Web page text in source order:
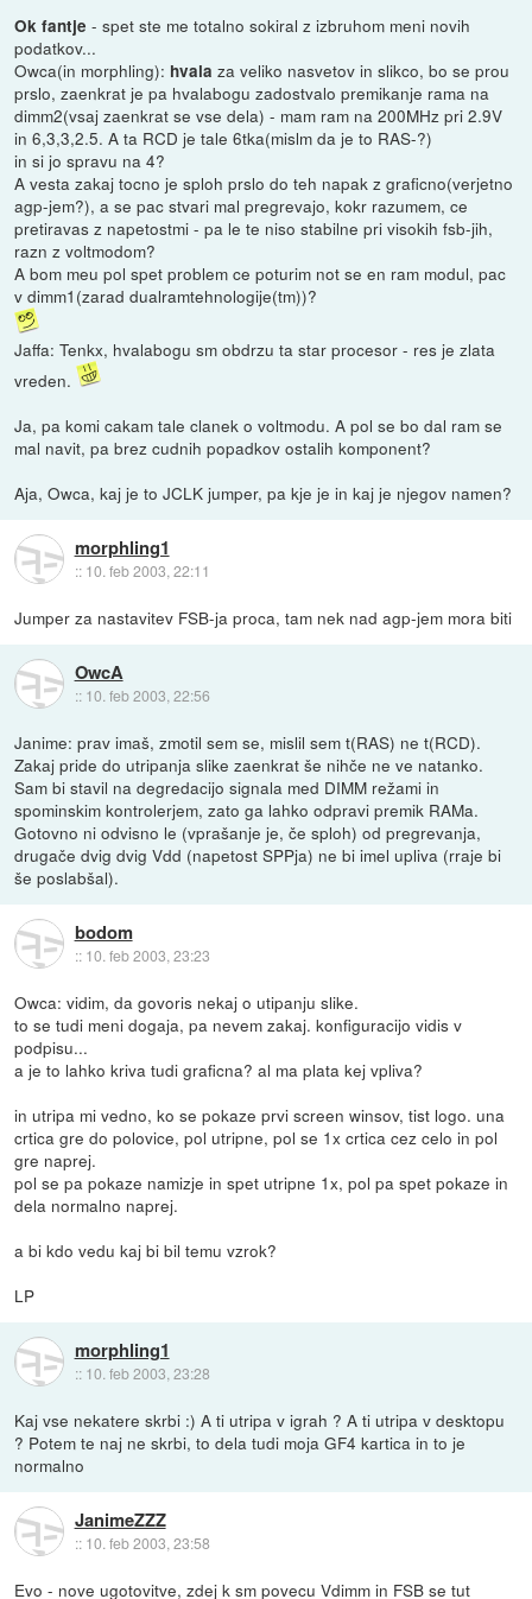
Ok fantje- spet ste me totalno sokiral z izbruhom meni novih
podatkov...
Owca(in morphling): hvala za veliko nasvetov in slikco, bo se prou
prslo, zaenkrat je pa hvalabogu zadostvalo premikanje rama na
dimm2(vsaj zaenkrat se vse dela) - mam ram na 200MHz pri 2.9V
in 6,3,3,2.5. A ta RCD je tale 6tka(mislm da je to RAS-?)
in si jo spravu na 4?
A vesta zakaj tocno je sploh prslo do teh napak z graficno(verjetno
agp-jem?), a se pac stvari mal pregrevajo, kokr razumem, ce
pretiravas z napetostmi - pa le te niso stabilne pri visokih fsb-jih,
razn z voltmodom?
A bom meu pol spet problem ce poturim not se en ram modul, pac
v dimm1(zarad dualramtehnologije(tm))?
Jaffa: Tenkx, hvalabogu sm obdrzu ta star procesor - res je zlata
vreden.
Ja, pa komi cakam tale clanek o voltmodu. A pol se bo dal ram se
mal navit, pa brez cudnih popadkov ostalih komponent?
Aja, Owca, kaj je to JCLK jumper, pa kje je in kaj je njegov namen?
morphling1
:: 10. feb 2003, 22:11
Jumper za nastavitev FSB-ja proca, tam nek nad agp-jem mora biti
OwcA
:: 10. feb 2003, 22:56
Janime: prav imaš, zmotil sem se, mislil sem t(RAS) ne t(RCD).
Zakaj pride do utripanja slike zaenkrat še nihče ne ve natanko.
Sam bi stavil na degredacijo signala med DIMM režami in
spominskim kontrolerjem, zato ga lahko odpravi premik RAMa.
Gotovno ni odvisno le (vprašanje je, če sploh) od pregrevanja,
drugače dvig dvig Vdd (napetost SPPja) ne bi imel upliva (rraje bi
še poslabšal).
bodom
:: 10. feb 2003, 23:23
Owca: vidim, da govoris nekaj o utipanju slike.
to se tudi meni dogaja, pa nevem zakaj. konfiguracijo vidis v
podpisu...
a je to lahko kriva tudi graficna? al ma plata kej vpliva?
in utripa mi vedno, ko se pokaze prvi screen winsov, tist logo. una
crtica gre do polovice, pol utripne, pol se 1x crtica cez celo in pol
gre naprej.
pol se pa pokaze namizje in spet utripne 1x, pol pa spet pokaze in
dela normalno naprej.
a bi kdo vedu kaj bi bil temu vzrok?
LP
morphling1
:: 10. feb 2003, 23:28
Kaj vse nekatere skrbi :) A ti utripa v igrah ? A ti utripa v desktopu
? Potem te naj ne skrbi, to dela tudi moja GF4 kartica in to je
normalno
JanimeZZZ
:: 10. feb 2003, 23:58
Evo - nove ugotovitve, zdej k sm povecu Vdimm in FSB se tut